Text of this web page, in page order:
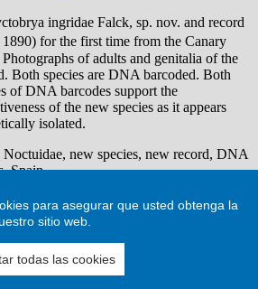
para asegurar que usted obtenga la
sitio web.
todas las cookies